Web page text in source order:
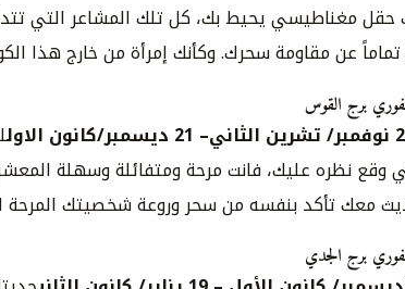
حقل مغناطيسي يحيط بك، كل تلك المشاعر التي
تماماً عن مقاومة سحرك. وكأنك إمرأة من خارج هذا
برج القوس
نوفمبر/تشرين الثاني–
21 ديسمبر/‪كانون الاول
وقع نظره عليك، فانت مرحة ومتفائلة وسهلة
معك تأكد بنفسه من سحر وروعة شخصيتك المرحة
برج الجدي